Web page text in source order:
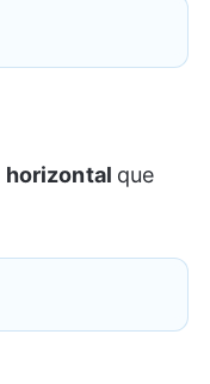
horizontal que